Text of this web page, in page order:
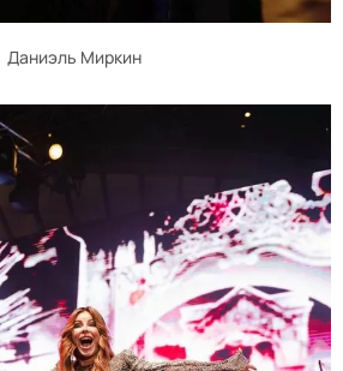
Даниэль Миркин